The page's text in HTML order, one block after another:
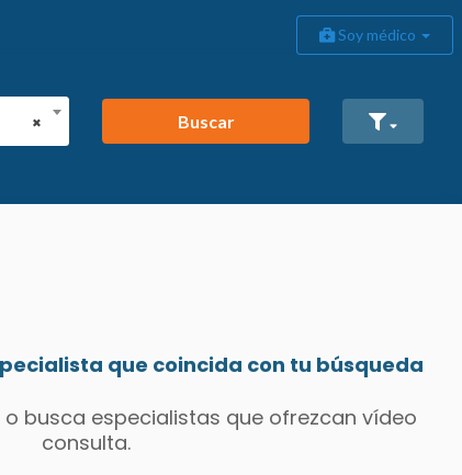
Soy médico
×
Buscar
que coincida con tu búsqueda
busca especialistas que ofrezcan vídeo
consulta.